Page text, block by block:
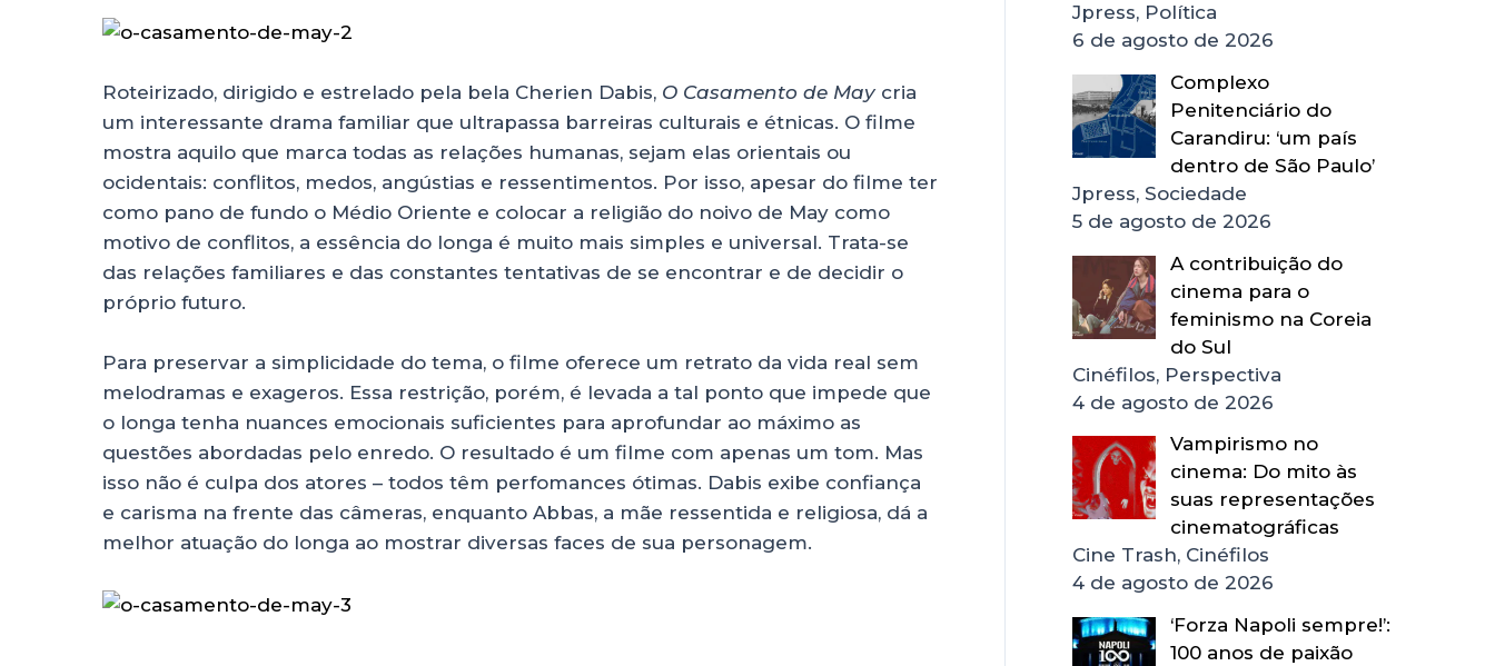
Roteirizado, dirigido e estrelado pela bela Cherien Dabis, O Casamento de Maycria
um interessante drama familiar que ultrapassa barreiras culturais e étnicas. O filme
mostra aquilo que marca todas as relações humanas, sejam elas orientais ou
ocidentais: conflitos, medos, angústias e ressentimentos. Por isso, apesar do filme ter
como pano de fundo o Médio Oriente e colocar a religião do noivo de May como
motivo de conflitos, a essência do longa é muito mais simples e universal. Trata-se
das relações familiares e das constantes tentativas de se encontrar e de decidir o
próprio futuro.
Para preservar a simplicidade do tema, o filme oferece um retrato da vida real sem
melodramas e exageros. Essa restrição, porém, é levada a tal ponto que impede que
o longa tenha nuances emocionais suficientes para aprofundar ao máximo as
questões abordadas pelo enredo. O resultado é um filme com apenas um tom. Mas
isso não é culpa dos atores – todos têm perfomances ótimas. Dabis exibe confiança
e carisma na frente das câmeras, enquanto Abbas, a mãe ressentida e religiosa, dá a
melhor atuação do longa ao mostrar diversas faces de sua personagem.
Jpress, Política
6 de agosto de 2026
Complexo
Penitenciário do
Carandiru: ‘um país
dentro de São Paulo’
Jpress, Sociedade
5 de agosto de 2026
A contribuição do
cinema para o
feminismo na Coreia
do Sul
Cinéfilos, Perspectiva
4 de agosto de 2026
Vampirismo no
cinema: Do mito às
suas representações
cinematográficas
Cine Trash, Cinéfilos
4 de agosto de 2026
‘Forza Napoli sempre!’:
100 anos de paixão